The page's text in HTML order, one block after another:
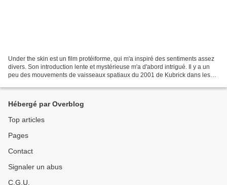
Under the skin est un film protéiforme, qui m'a inspiré des sentiments assez
divers. Son introduction lente et mystérieuse m'a d'abord intrigué. Il y a un
peu des mouvements de vaisseaux spatiaux du 2001 de Kubrick dans les
Hébergé par Overblog
Top articles
Pages
Contact
Signaler un abus
C.G.U.